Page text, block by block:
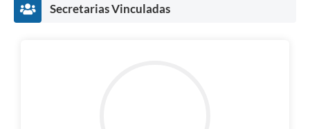
Secretarias Vinculadas